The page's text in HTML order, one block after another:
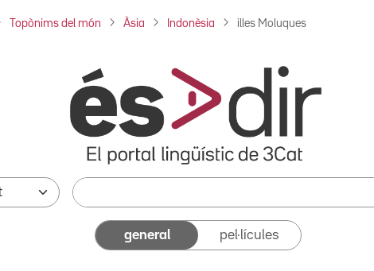
Topònims del món Àsia Indonèsia illes Moluques
general pel·lícules